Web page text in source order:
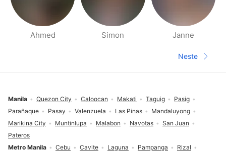
Ahmed Simon Janne
Neste
Neste
Metro Manila Cebu Cavite Laguna Pampanga
Rizal
Manila Quezon City Caloocan Makati Taguig
Pasig
Parañaque
Pasay Valenzuela Las Pinas
Mandaluyong
Marikina City
Muntinlupa Malabon Navotas
San Juan
Pateros